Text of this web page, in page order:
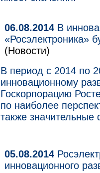
06.08.2014 В
«Росэлектроника»
(Новости)
В период с 2014 по
инновационному
Госкорпорацию
по наиболее
также
05.08.2014
инновационного